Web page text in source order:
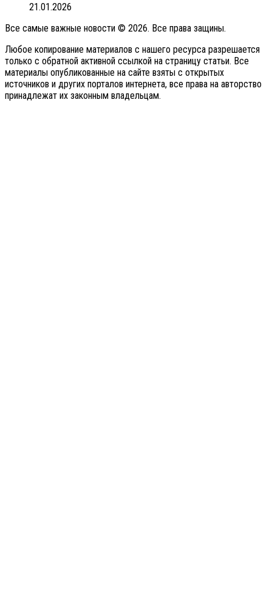
21.01.2026
Все самые важные новости © 2026. Все права защины.
Любое копирование материалов с нашего ресурса разрешается
только с обратной активной ссылкой на страницу статьи. Все
материалы опубликованные на сайте взяты с открытых
источников и других порталов интернета, все права на авторство
принадлежат их законным владельцам.